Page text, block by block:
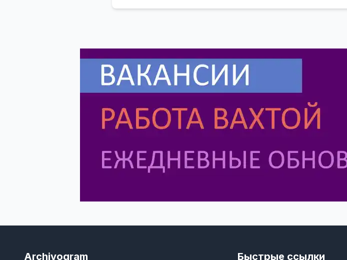
Archivogram Быстрые ссылки